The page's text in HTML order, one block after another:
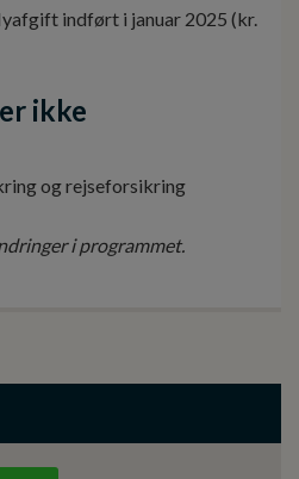
indført i januar 2025 (kr.
ikke
og rejseforsikring
i programmet.